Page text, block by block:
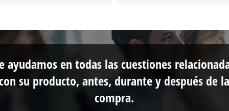
ayudamos en todas las cuestiones
su producto, antes, durante y después de
compra.